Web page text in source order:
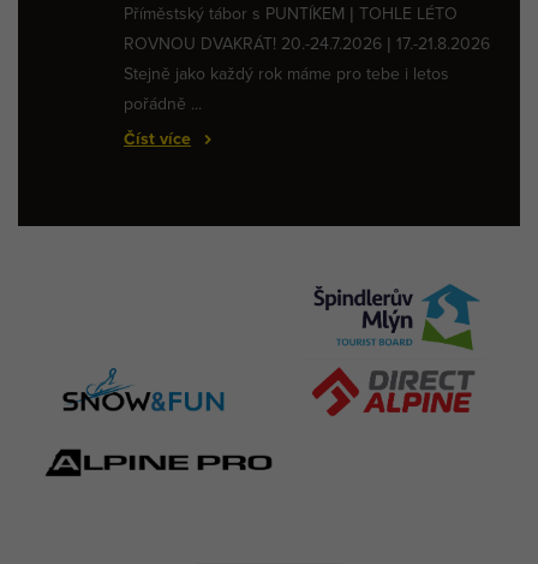
Příměstský tábor s PUNTÍKEM | TOHLE LÉTO
ROVNOU DVAKRÁT! 20.-24.7.2026 | 17.-21.8.2026
Stejně jako každý rok máme pro tebe i letos
pořádně ...
Číst více